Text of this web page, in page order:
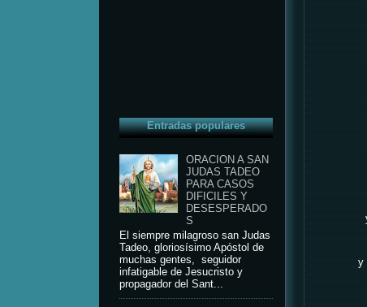
Entradas populares
ORACION A SAN
JUDAS TADEO
PARA CASOS
DIFICILES Y
DESESPERADO
S
El siempre milagroso san Judas
Tadeo, gloriosísimo Apóstol de
muchas gentes, seguidor
infatigable de Jesucristo y
propagador del Sant...
y